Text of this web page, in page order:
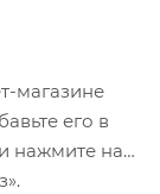
магазине
его в
нажмите на